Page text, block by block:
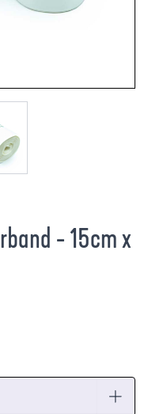
- 15cm x